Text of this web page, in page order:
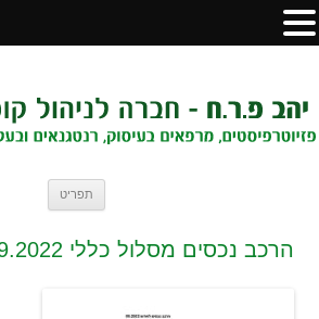
תפריט
הרכב נכסים מסלול כללי 09.2022